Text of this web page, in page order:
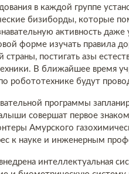
в каждой группе
бизиборды, которые
активность
форме изучать правила
страны, постигать азы
В ближайшее время
робототехнике будут
программы
совершат первое
Амурского
к науке и инженерным
интеллектуальная